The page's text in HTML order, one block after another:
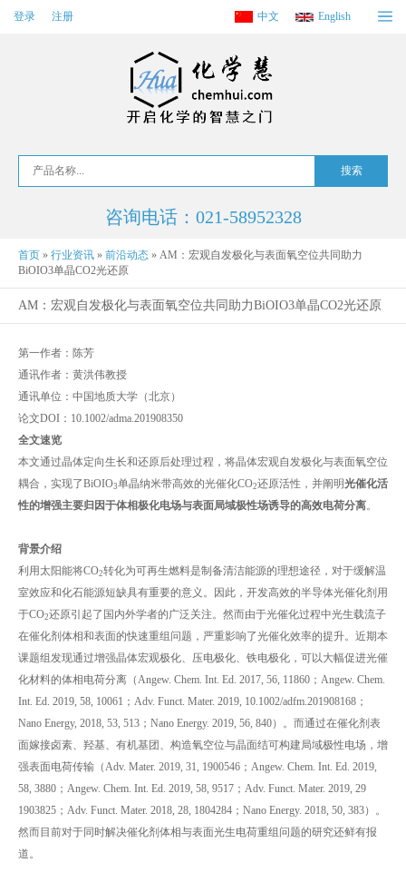
登录 注册 中文 English
咨询电话：021-58952328
首页 » 行业资讯 » 前沿动态 » AM：宏观自发极化与表面氧空位共同助力
BiOIO3单晶CO2光还原
AM：宏观自发极化与表面氧空位共同助力BiOIO3单晶CO2光还原
第一作者：陈芳
通讯作者：黄洪伟教授
通讯单位：中国地质大学（北京）
论文DOI：10.1002/adma.201908350
全文速览
本文通过晶体定向生长和还原后处理过程，将晶体宏观自发极化与表面氧空位
耦合，实现了BiOIO3单晶纳米带高效的光催化CO2还原活性，并阐明光催化活
性的增强主要归因于体相极化电场与表面局域极性场诱导的高效电荷分离。
背景介绍
利用太阳能将CO2转化为可再生燃料是制备清洁能源的理想途径，对于缓解温
室效应和化石能源短缺具有重要的意义。因此，开发高效的半导体光催化剂用
于CO2还原引起了国内外学者的广泛关注。然而由于光催化过程中光生载流子
在催化剂体相和表面的快速重组问题，严重影响了光催化效率的提升。近期本
课题组发现通过增强晶体宏观极化、压电极化、铁电极化，可以大幅促进光催
化材料的体相电荷分离（Angew. Chem. Int. Ed. 2017, 56, 11860；Angew. Chem.
Int. Ed. 2019, 58, 10061；Adv. Funct. Mater. 2019, 10.1002/adfm.201908168；
Nano Energy, 2018, 53, 513；Nano Energy. 2019, 56, 840）。而通过在催化剂表
面嫁接卤素、羟基、有机基团、构造氧空位与晶面结可构建局域极性电场，增
强表面电荷传输（Adv. Mater. 2019, 31, 1900546；Angew. Chem. Int. Ed. 2019,
58, 3880；Angew. Chem. Int. Ed. 2019, 58, 9517；Adv. Funct. Mater. 2019, 29
1903825；Adv. Funct. Mater. 2018, 28, 1804284；Nano Energy. 2018, 50, 383）。
然而目前对于同时解决催化剂体相与表面光生电荷重组问题的研究还鲜有报
道。